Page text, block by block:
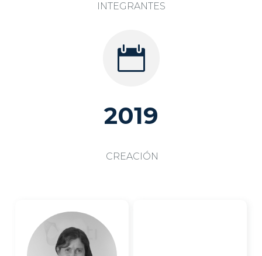
INTEGRANTES

2019
CREACIÓN